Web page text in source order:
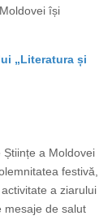
își
„Literatura și
a Moldovei
festivă,
a ziarului
mesaje de salut